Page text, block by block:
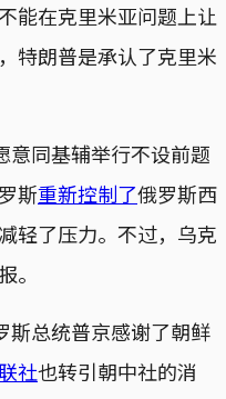
能在克里米亚问题上让
，特朗普是承认了克里米
意同基辅举行不设前题
斯重新控制了俄罗斯西
轻了压力。不过，乌克
。
斯总统普京感谢了朝鲜
社也转引朝中社的消